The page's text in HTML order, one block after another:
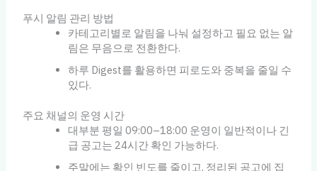
푸시 알림 관리 방법
카테고리별로 알림을 나눠 설정하고 필요 없는 알
림은 무음으로 전환한다.
하루 Digest를 활용하면 피로도와 중복을 줄일 수
있다.
주요 채널의 운영 시간
대부분 평일 09:00–18:00 운영이 일반적이나 긴
급 공고는 24시간 확인 가능하다.
주말에는 확인 빈도를 줄이고, 정리된 공고에 집